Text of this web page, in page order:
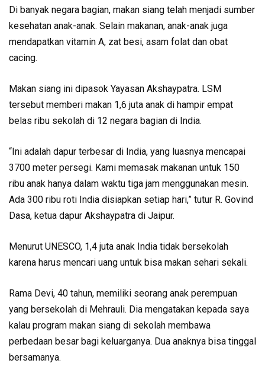
Di banyak negara bagian, makan siang telah menjadi sumber
kesehatan anak-anak. Selain makanan, anak-anak juga
mendapatkan vitamin A, zat besi, asam folat dan obat
cacing.
Makan siang ini dipasok Yayasan Akshaypatra. LSM
tersebut memberi makan 1,6 juta anak di hampir empat
belas ribu sekolah di 12 negara bagian di India.
“Ini adalah dapur terbesar di India, yang luasnya mencapai
3700 meter persegi. Kami memasak makanan untuk 150
ribu anak hanya dalam waktu tiga jam menggunakan mesin.
Ada 300 ribu roti India disiapkan setiap hari,” tutur R. Govind
Dasa, ketua dapur Akshaypatra di Jaipur.
Menurut UNESCO, 1,4 juta anak India tidak bersekolah
karena harus mencari uang untuk bisa makan sehari sekali.
Rama Devi, 40 tahun, memiliki seorang anak perempuan
yang bersekolah di Mehrauli. Dia mengatakan kepada saya
kalau program makan siang di sekolah membawa
perbedaan besar bagi keluarganya. Dua anaknya bisa tinggal
bersamanya.